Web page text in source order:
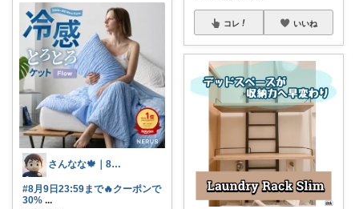
さんなな🍁｜8月朝コレチャレンジ🌞
#8月9日23:59まで🔥クーポンで
30% ...
コレ いいね